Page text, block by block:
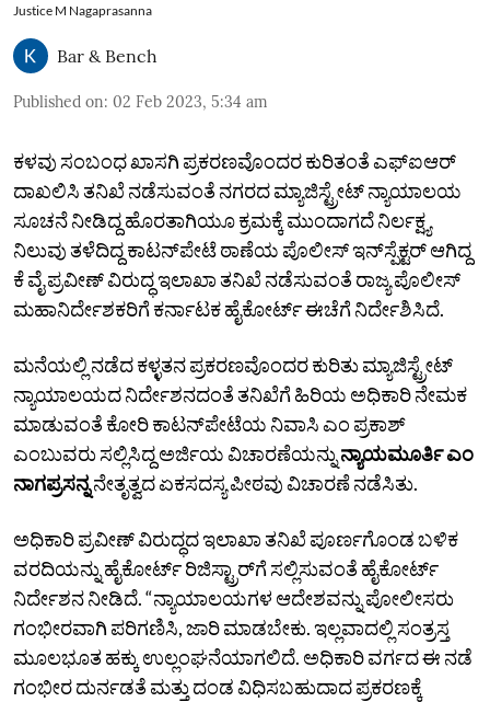
Justice M Nagaprasanna
Bar & Bench
Published on: 02 Feb 2023, 5:34 am
ಕಳವು ಸಂಬಂಧ ಖಾಸಗಿ ಪ್ರಕರಣವೊಂದರ ಕುರಿತಂತೆ ಎಫ್‌ಐಆರ್
ದಾಖಲಿಸಿ ತನಿಖೆ ನಡೆಸುವಂತೆ ನಗರದ ಮ್ಯಾಜಿಸ್ಟ್ರೇಟ್ ನ್ಯಾಯಾಲಯ
ಸೂಚನೆ ನೀಡಿದ್ದ ಹೊರತಾಗಿಯೂ ಕ್ರಮಕ್ಕೆ ಮುಂದಾಗದೆ ನಿರ್ಲಕ್ಷ್ಯ
ನಿಲುವು ತಳೆದಿದ್ದ ಕಾಟನ್‌ಪೇಟೆ ಠಾಣೆಯ ಪೊಲೀಸ್ ಇನ್‌ಸ್ಪೆಕ್ಟರ್ ಆಗಿದ್ದ
ಕೆ ವೈ ಪ್ರವೀಣ್ ವಿರುದ್ಧ ಇಲಾಖಾ ತನಿಖೆ ನಡೆಸುವಂತೆ ರಾಜ್ಯ ಪೊಲೀಸ್
ಮಹಾನಿರ್ದೇಶಕರಿಗೆ ಕರ್ನಾಟಕ ಹೈಕೋರ್ಟ್ ಈಚೆಗೆ ನಿರ್ದೇಶಿಸಿದೆ.
ಮನೆಯಲ್ಲಿ ನಡೆದ ಕಳ್ಳತನ ಪ್ರಕರಣವೊಂದರ ಕುರಿತು ಮ್ಯಾಜಿಸ್ಟ್ರೇಟ್
ನ್ಯಾಯಾಲಯದ ನಿರ್ದೇಶನದಂತೆ ತನಿಖೆಗೆ ಹಿರಿಯ ಅಧಿಕಾರಿ ನೇಮಕ
ಮಾಡುವಂತೆ ಕೋರಿ ಕಾಟನ್‌ಪೇಟೆಯ ನಿವಾಸಿ ಎಂ ಪ್ರಕಾಶ್
ಎಂಬುವರು ಸಲ್ಲಿಸಿದ್ದ ಅರ್ಜಿಯ ವಿಚಾರಣೆಯನ್ನುನ್ಯಾಯಮೂರ್ತಿ ಎಂ
ನಾಗಪ್ರಸನ್ನನೇತೃತ್ವದ ಏಕಸದಸ್ಯ ಪೀಠವು ವಿಚಾರಣೆ ನಡೆಸಿತು.
ಅಧಿಕಾರಿ ಪ್ರವೀಣ್‌ ವಿರುದ್ಧದ ಇಲಾಖಾ ತನಿಖೆ ಪೂರ್ಣಗೊಂಡ ಬಳಿಕ
ವರದಿಯನ್ನು ಹೈಕೋರ್ಟ್ ರಿಜಿಸ್ಟ್ರಾರ್‌ಗೆ ಸಲ್ಲಿಸುವಂತೆ ಹೈಕೋರ್ಟ್‌
ನಿರ್ದೇಶನ ನೀಡಿದೆ. “ನ್ಯಾಯಾಲಯಗಳ ಆದೇಶವನ್ನು ಪೋಲೀಸರು
ಗಂಭೀರವಾಗಿ ಪರಿಗಣಿಸಿ, ಜಾರಿ ಮಾಡಬೇಕು. ಇಲ್ಲವಾದಲ್ಲಿ ಸಂತ್ರಸ್ತ
ಮೂಲಭೂತ ಹಕ್ಕು ಉಲ್ಲಂಘನೆಯಾಗಲಿದೆ. ಅಧಿಕಾರಿ ವರ್ಗದ ಈ ನಡೆ
ಗಂಭೀರ ದುರ್ನಡತೆ ಮತ್ತು ದಂಡ ವಿಧಿಸಬಹುದಾದ ಪ್ರಕರಣಕ್ಕೆ